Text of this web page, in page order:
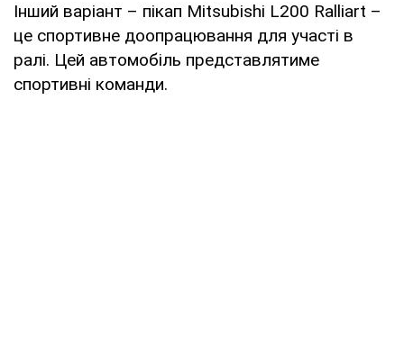
Інший варіант – пікап Mitsubishi L200 Ralliart –
це спортивне доопрацювання для участі в
ралі. Цей автомобіль представлятиме
спортивні команди.